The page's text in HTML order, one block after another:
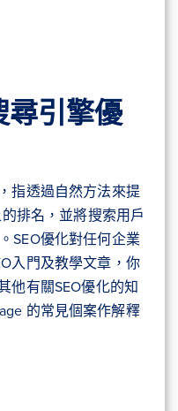
尋引擎優
指透過自然方法來提
排名，並將搜索用戶
SEO優化對任何企業
入門及教學文章，你
他有關SEO優化的知
的常見個案作解釋